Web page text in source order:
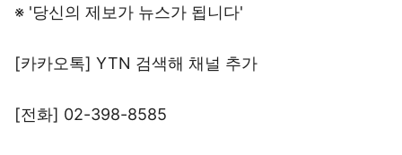
※ '당신의 제보가 뉴스가 됩니다'
[카카오톡] YTN 검색해 채널 추가
[전화] 02-398-8585